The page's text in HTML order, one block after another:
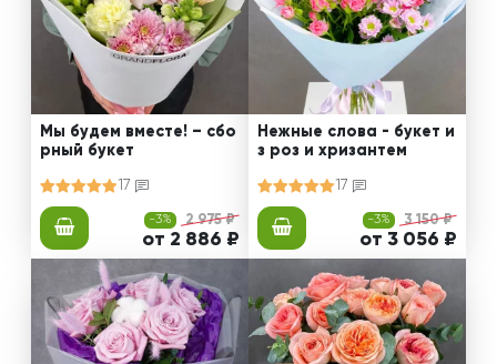
Мы будем вместе! – сбо
рный букет
17
-3% 2 975 ₽
от 2 886 ₽
Нежные слова - букет и
з роз и хризантем
17
-3% 3 150 ₽
от 3 056 ₽